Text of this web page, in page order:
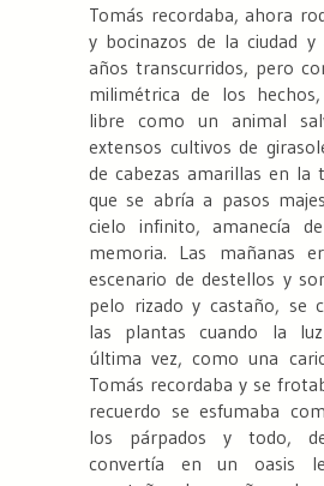
Tomás recordaba, ahora
y bocinazos de la ciudad
años transcurridos, pero
milimétrica de los
libre como un animal
extensos cultivos de
de cabezas amarillas en la
que se abría a pasos
cielo infinito, amanecía
memoria. Las mañanas
escenario de destellos y
pelo rizado y castaño, se
las plantas cuando la
última vez, como una
Tomás recordaba y se
recuerdo se esfumaba
los párpados y todo,
convertía en un oasis